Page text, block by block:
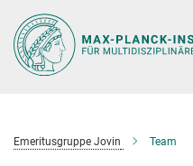
Hauptinhalt
Emeritusgruppe Jovin Team